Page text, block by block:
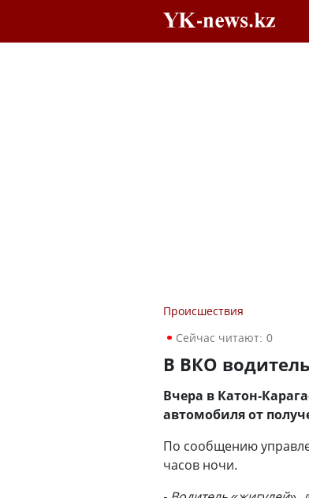
Происшествия
Сейчас читают: 0
В ВКО
Вчера в Катон-
автомобиля от
По сообщению
часов ночи.